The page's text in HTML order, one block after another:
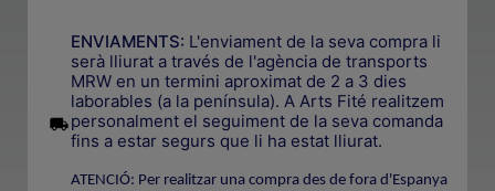
ENVIAMENTS: L'enviament de la seva compra li
serà lliurat a través de l'agència de transports
MRW en un termini aproximat de 2 a 3 dies
laborables (a la península). A Arts Fité realitzem
personalment el seguiment de la seva comanda
fins a estar segurs que li ha estat lliurat.
ATENCIÓ: Per realitzar una compra des de fora d'Espanya